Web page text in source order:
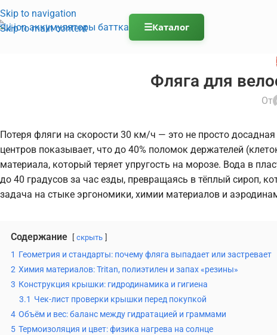
Skip to navigation
Skip to main content
☰Каталог
Фляга для
От
Потеря фляги на скорости 30 км/ч — это не просто
центров показывает, что до 40% поломок держателей
материала, который теряет упругость на морозе. Вода в
до 40 градусов за час езды, превращаясь в тёплый сироп,
задача на стыке эргономики, химии материалов и
Содержание скрыть
1 Геометрия и стандарты: почему фляга выпадает или застревает
2 Химия материалов: Tritan, полиэтилен и запах «резины»
3 Конструкция крышки: гидродинамика и гигиена
3.1 Чек-лист проверки крышки перед покупкой
4 Объём и вес: баланс между гидратацией и граммами
5 Термоизоляция и цвет: физика нагрева на солнце